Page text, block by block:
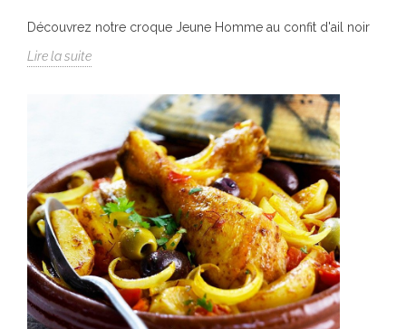
Découvrez notre croque Jeune Homme au confit d'ail noir
Lire la suite